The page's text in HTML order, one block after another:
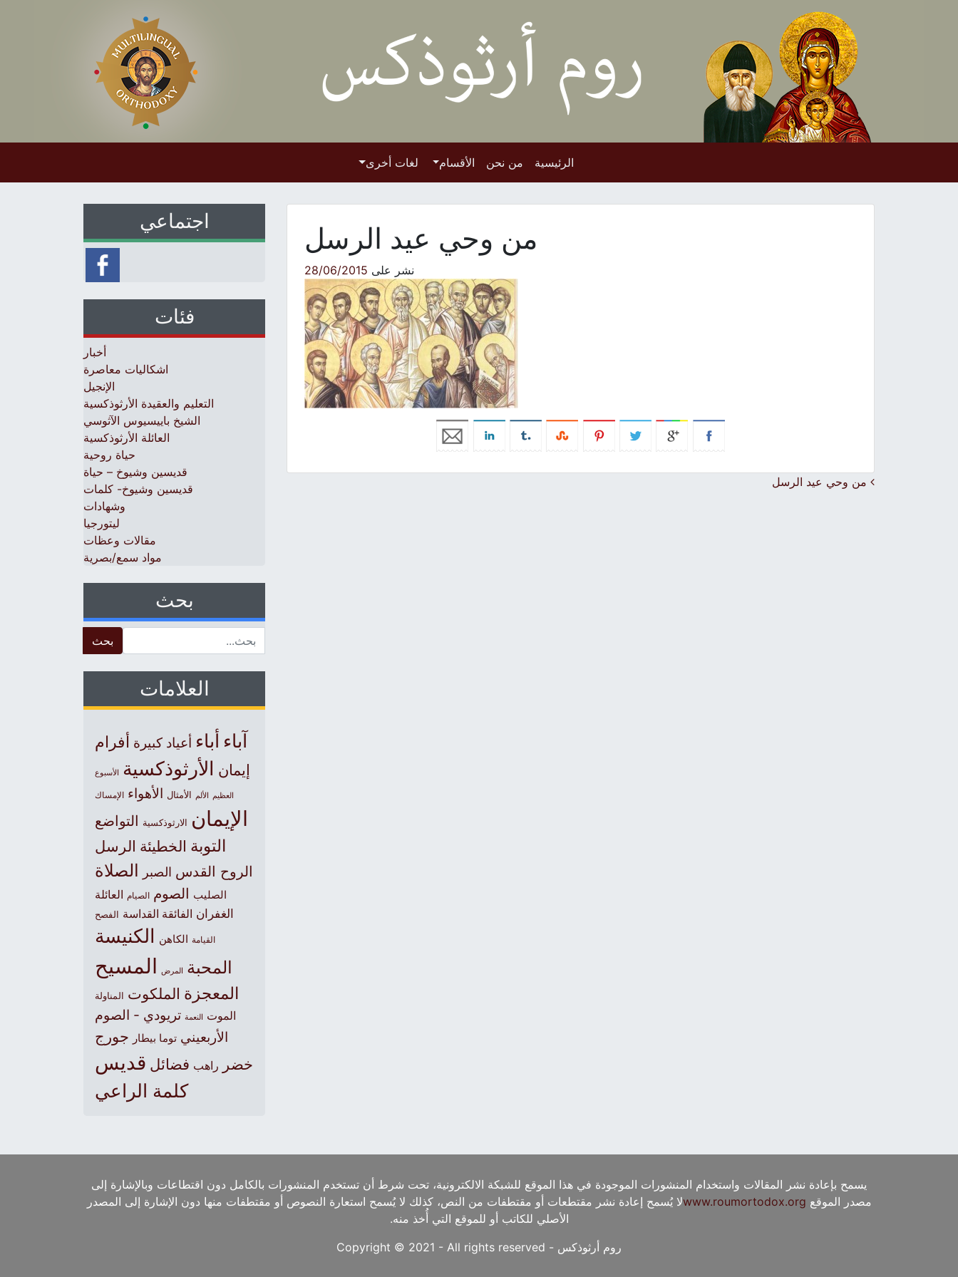
الرئيسية من نحن الأقسام لغات أخرى
من وحي عيد الرسل
نشر على 28/06/2015
Post navigation
من وحي عيد الرسل
اجتماعي
فئات
أخبار
اشكاليات معاصرة
الإنجيل
التعليم والعقيدة الأرثوذكسية
الشيخ باييسيوس الآثوسي
العائلة الأرثوذكسية
حياة روحية
قديسين وشيوخ – حياة
قديسين وشيوخ- كلمات
وشهادات
ليتورجيا
مقالات وعظات
مواد سمع/بصرية
بحث
العلامات
آباء أباء أعياد كبيرة أفرام
إيمان الأرثوذكسية الأسبوع
العظيم الألم الأمثال الأهواء الإمساك
الإيمان الارثوذكسية التواضع
التوبة الخطيئة الرسل
الروح القدس الصبر الصلاة
الصليب الصوم الصيام العائلة
الغفران الفائقة القداسة الفصح
القيامة الكاهن الكنيسة
المحبة المرض المسيح
المعجزة الملكوت المناولة
الموت النعمة تريودي - الصوم
الأربعيني توما بيطار جورج
خضر راهب فضائل قديس
كلمة الراعي
يسمح بإعادة نشر المقالات واستخدام المنشورات الموجودة في هذا الموقع للشبكة الالكترونية، تحت شرط أن تستخدم المنشورات بالكامل دون اقتطاعات وبالإشارة إلى
مصدر الموقع www.roumortodox.orgلا يُسمح إعادة نشر مقتطعات أو مقتطفات من النص، كذلك لا يُسمح استعارة النصوص أو مقتطفات منها دون الإشارة إلى المصدر
الأصلي للكاتب أو للموقع التي أُخذ منه.
روم أرثوذكس - Copyright © 2021 - All rights reserved